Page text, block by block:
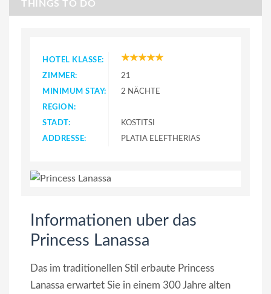
THINGS TO DO
HOTEL KLASSE:
ZIMMER:
21
MINIMUM STAY:
2 NÄCHTE
REGION:
STADT:
KOSTITSI
ADDRESSE:
PLATIA ELEFTHERIAS
Informationen uber das
Princess Lanassa
Das im traditionellen Stil erbaute Princess
Lanassa erwartet Sie in einem 300 Jahre alten